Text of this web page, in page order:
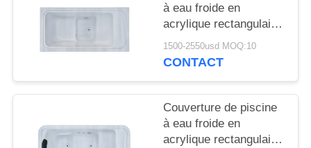
à eau froide en
acrylique rectangulaire
intérieure Tout en un
refroidisseur de bain de
isolée en une seule
pièce
1500-2550usd MOQ:10
CONTACT
Couverture de piscine
à eau froide en
acrylique rectangulaire